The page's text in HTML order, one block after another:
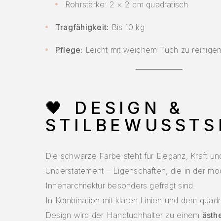
Rohrstärke: 2 × 2 cm quadratisch
Tragfähigkeit: Bis 10 kg
Pflege: Leicht mit weichem Tuch zu reinigen
🖤 DESIGN &
Die schwarze Farbe steht für Eleganz, Kraft
Understatement – Eigenschaften, die in der
Innenarchitektur besonders gefragt sind.
In Kombination mit klaren Linien und dem
Design wird der Handtuchhalter zu einem